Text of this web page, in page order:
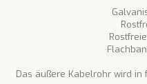
Das äußere Kabelrohr wird